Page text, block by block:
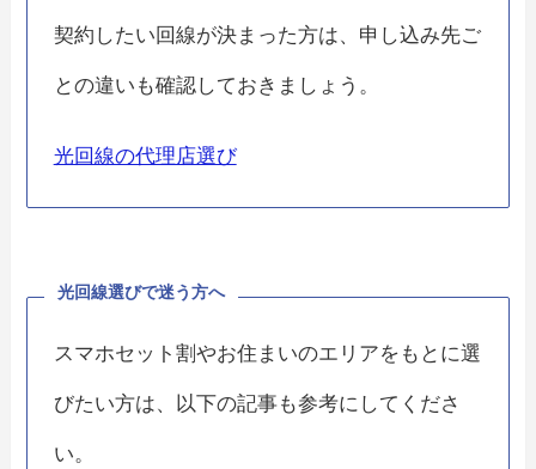
契約したい回線が決まった方は、申し込み先ご
との違いも確認しておきましょう。
光回線の代理店選び
光回線選びで迷う方へ
スマホセット割やお住まいのエリアをもとに選
びたい方は、以下の記事も参考にしてくださ
い。